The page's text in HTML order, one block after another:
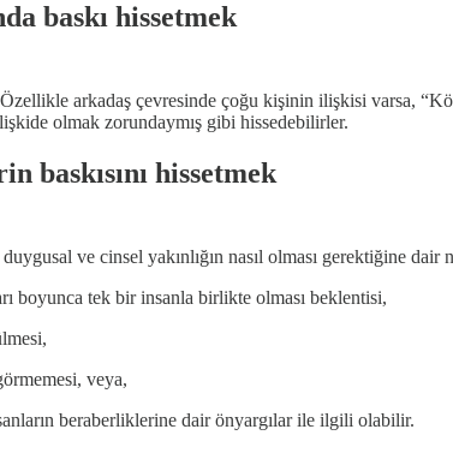
baskı hissetmek
arkadaş çevresinde çoğu kişinin ilişkisi varsa,
olmak zorundaymış gibi hissedebilirler.
baskısını hissetmek
ve cinsel yakınlığın nasıl olması gerektiğine
boyunca tek bir insanla birlikte olması beklentisi,
veya,
beraberliklerine dair önyargılar ile ilgili olabilir.